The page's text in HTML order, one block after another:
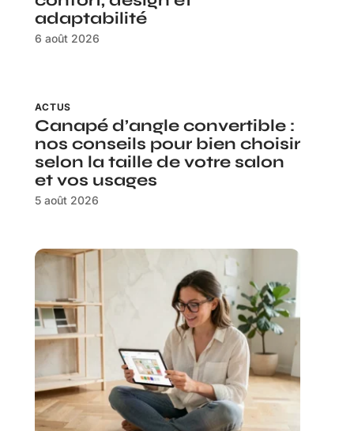
adaptabilité
6 août 2026
ACTUS
Canapé d’angle convertible :
nos conseils pour bien choisir
selon la taille de votre salon
et vos usages
5 août 2026